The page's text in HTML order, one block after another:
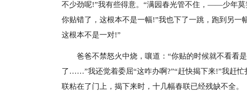
不少劲呢!”我有些得意。“满园春光管不住，——少年莫
你贴错了，这根本不是一幅!”我也下了一跳，跑到另
这根本不是一对!”
爸爸不禁怒火中烧，嚷道：“你贴的时候就不看看
了……”我还觉着委屈“这咋办啊?”“赶快揭下来!”我赶
联粘在了门上，揭下来时，十几幅春联已经残缺不全。